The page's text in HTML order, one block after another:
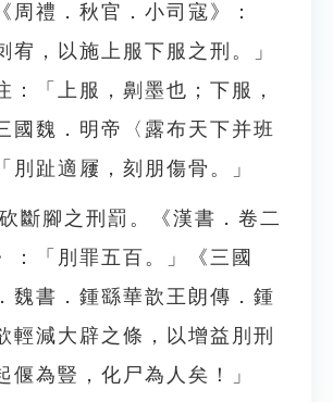
周禮．秋官．小司寇》：
宥，以施上服下服之刑。」
：「上服，劓墨也；下服，
國魏．明帝〈露布天下并班
刖趾適屨，刻朋傷骨。」
斷腳之刑罰。《漢書．卷二
：「刖罪五百。」《三國
魏書．鍾繇華歆王朗傳．鍾
輕減大辟之條，以增益刖刑
偃為豎，化尸為人矣！」